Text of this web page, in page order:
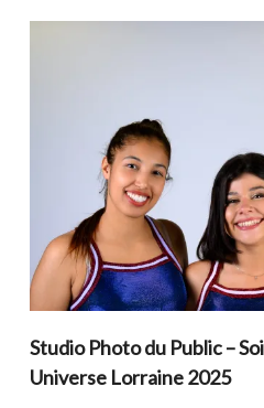
Studio Photo du Public –
Universe Lorraine 2025